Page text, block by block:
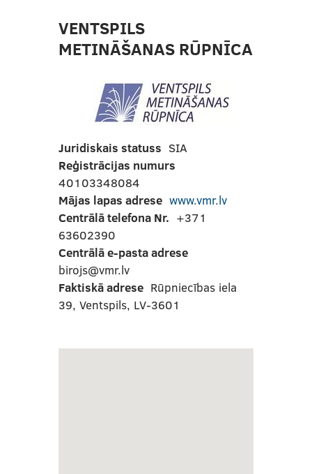
VENTSPILS
METINĀŠANAS RŪPNĪCA
Juridiskais statuss SIA
Reģistrācijas numurs
40103348084
Mājas lapas adrese www.vmr.lv
Centrālā telefona Nr. +371
63602390
Centrālā e-pasta adrese
birojs@vmr.lv
Faktiskā adrese Rūpniecības iela
39, Ventspils, LV-3601